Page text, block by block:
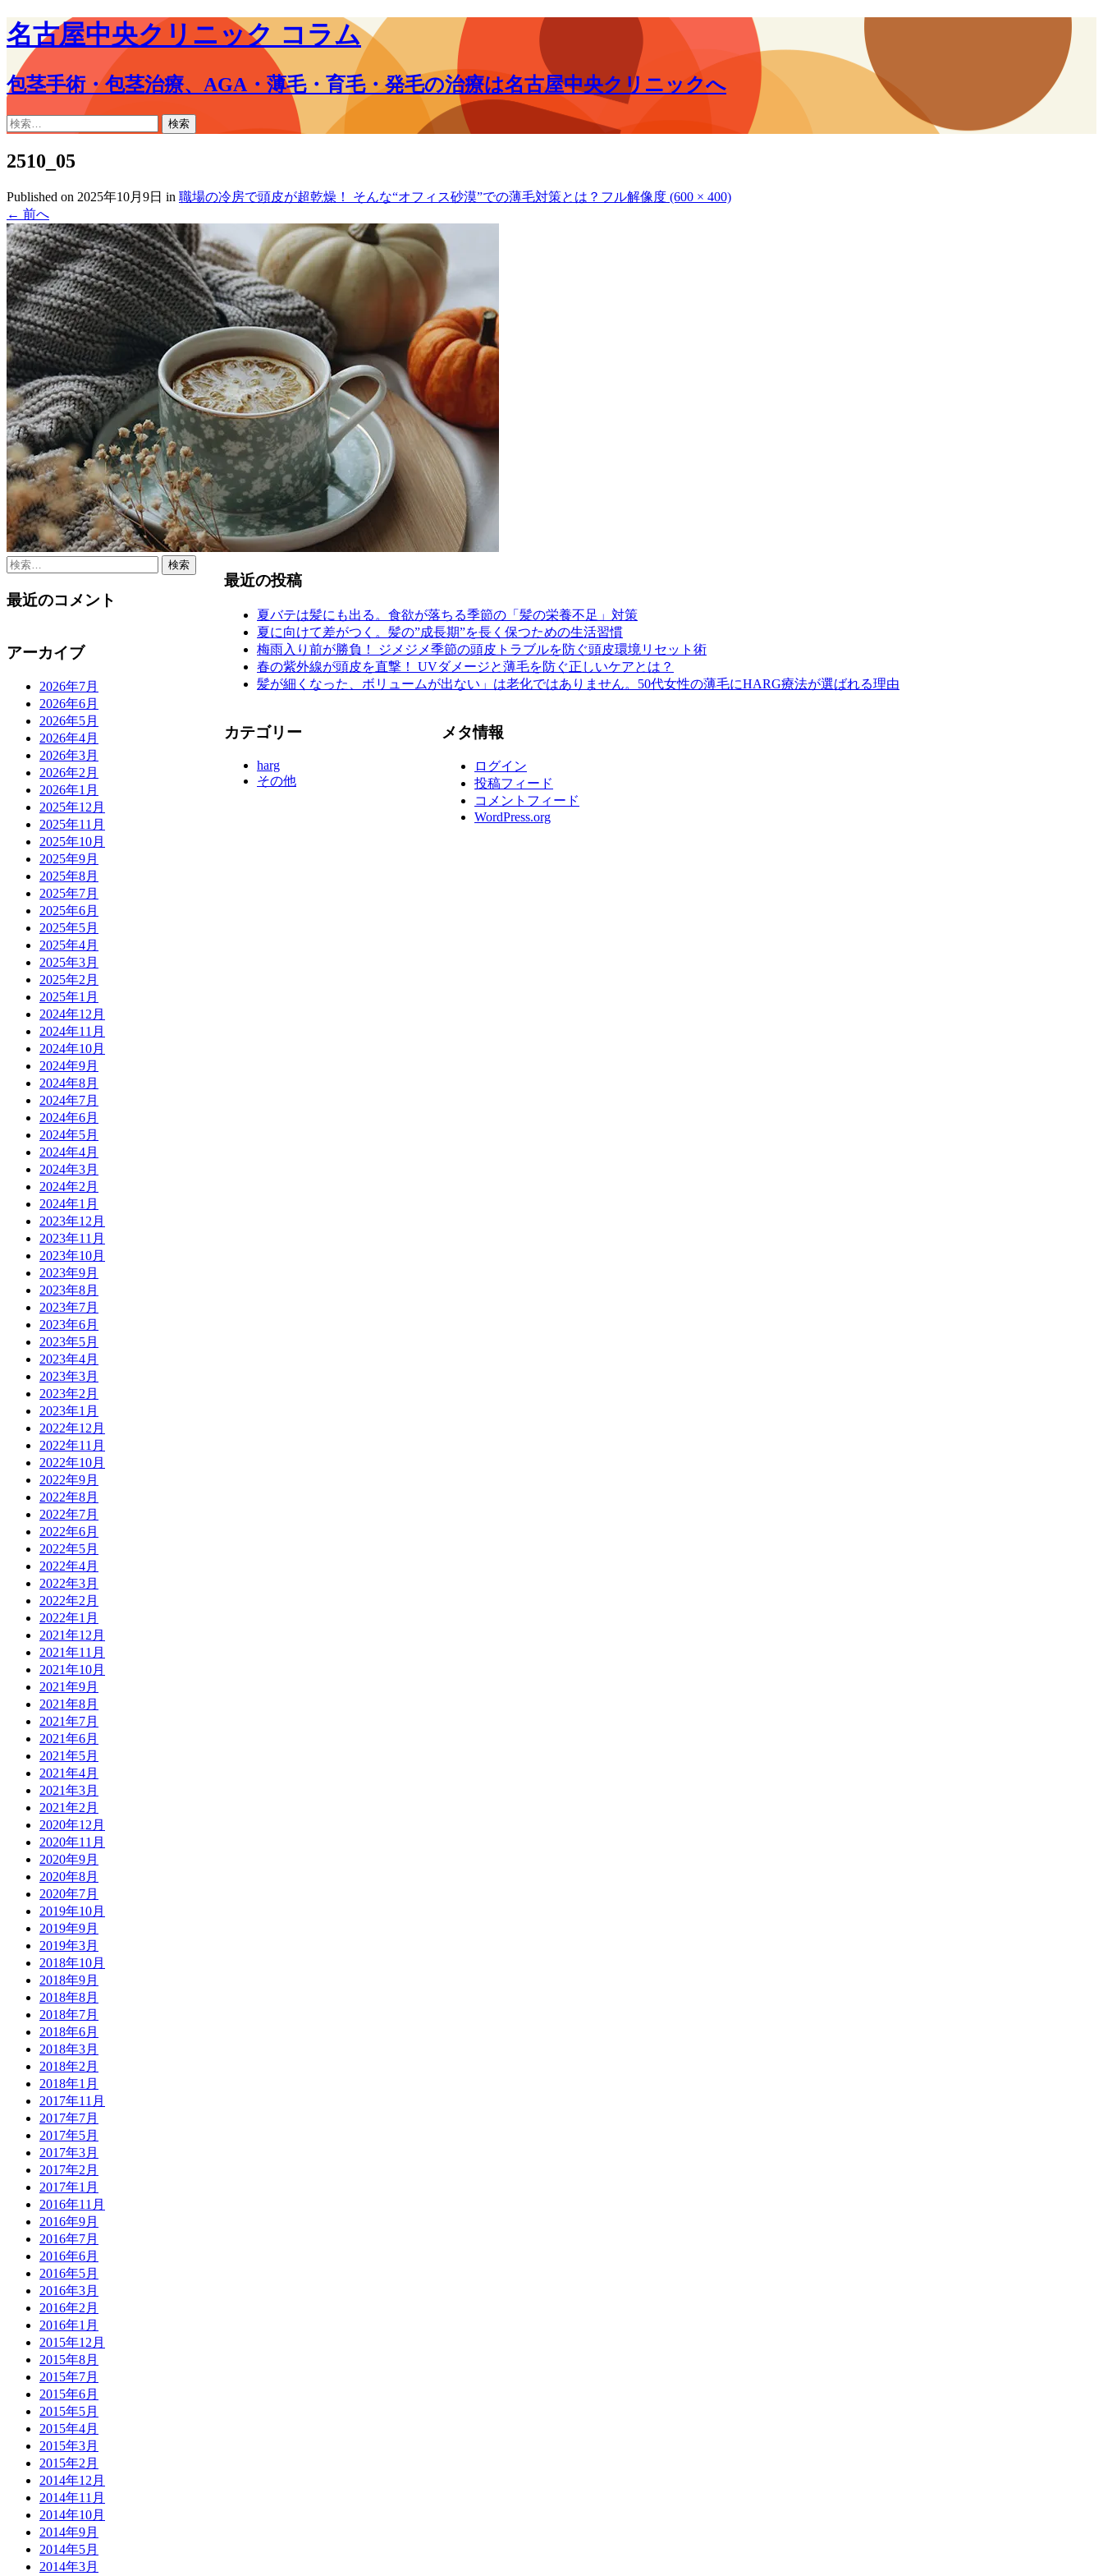
名古屋中央クリニック コラム
包茎手術・包茎治療、AGA・薄毛・育毛・発毛の治療は名古屋中央クリニックへ
コ
ン
テ
ツ
ス
キ
ッ
プ
検
索:
2510_05
Published on 2025年10月9日 in 職場の冷房で頭皮が超乾燥！ そんな“オフィス砂漠”での薄毛対策とは？ フル解像度 (600 × 400)
← 前へ
検
最近の投稿
夏バテは髪にも出る。食欲が落ちる季節の「髪の栄養不足」対策
夏に向けて差がつく。髪の”成長期”を長く保つための生活習慣
梅雨入り前が勝負！ ジメジメ季節の頭皮トラブルを防ぐ頭皮環境リセット術
春の紫外線が頭皮を直撃！ UVダメージと薄毛を防ぐ正しいケアとは？
髪が細くなった、ボリュームが出ない」は老化ではありません。50代女性の薄毛にHARG療法が選ばれる理由
最近のコメント
アーカイブ
2026年7月
2026年6月
2026年5月
2026年4月
2026年3月
2026年2月
2026年1月
2025年12月
2025年11月
2025年10月
2025年9月
2025年8月
2025年7月
2025年6月
2025年5月
2025年4月
2025年3月
2025年2月
2025年1月
2024年12月
2024年11月
2024年10月
2024年9月
2024年8月
2024年7月
2024年6月
2024年5月
2024年4月
2024年3月
2024年2月
2024年1月
2023年12月
2023年11月
2023年10月
2023年9月
2023年8月
2023年7月
2023年6月
2023年5月
2023年4月
2023年3月
2023年2月
2023年1月
2022年12月
2022年11月
2022年10月
2022年9月
2022年8月
2022年7月
2022年6月
2022年5月
2022年4月
2022年3月
2022年2月
2022年1月
2021年12月
2021年11月
2021年10月
2021年9月
2021年8月
2021年7月
2021年6月
2021年5月
2021年4月
2021年3月
2021年2月
2020年12月
2020年11月
2020年9月
2020年8月
2020年7月
2019年10月
2019年9月
2019年3月
2018年10月
2018年9月
2018年8月
2018年7月
2018年6月
2018年3月
2018年2月
2018年1月
2017年11月
2017年7月
2017年5月
2017年3月
2017年2月
2017年1月
2016年11月
2016年9月
2016年7月
2016年6月
2016年5月
2016年3月
2016年2月
2016年1月
2015年12月
2015年8月
2015年7月
2015年6月
2015年5月
2015年4月
2015年3月
2015年2月
2014年12月
2014年11月
2014年10月
2014年9月
2014年5月
2014年3月
カテゴリー
harg
その他
メタ情報
ログイン
投稿フィード
コメントフィード
WordPress.org